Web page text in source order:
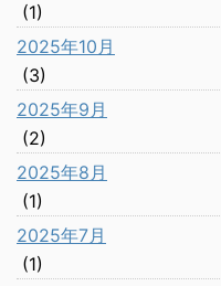
(1)
2025年10月
(3)
2025年9月
(2)
2025年8月
(1)
2025年7月
(1)